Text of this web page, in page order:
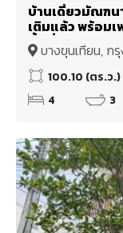
บ้านเดี่ยวมัณฑน
เติมแล้ว พร้อม
พื้นที่สวน ต้นโคร
น้ำ ใกล้เซ็นทรัล
สำนักงานขนส่ง
บางขุนเทียน, ก
100.10 (ตร.ว.)
4
3